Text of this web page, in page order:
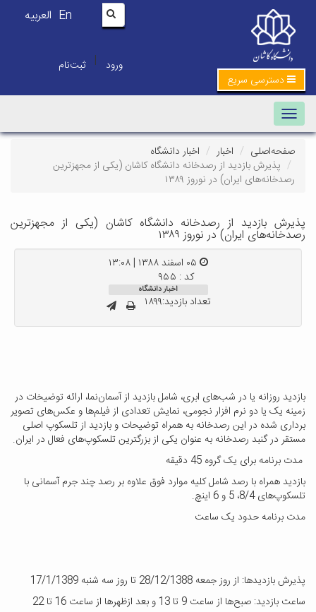
En العربیه
ورود | ثبت‌نام
دسترسی سریع
Toggle navigation
صفحه‌اصلی اخبار
اخبار دانشگاه
پذیرش بازدید از رصدخانه دانشگاه کاشان (یکی از مجهزترین
رصدخانه‌های ایران) در نوروز ۱۳۸۹
پذیرش بازدید از رصدخانه دانشگاه کاشان (یکی از مجهزترین
رصدخانه‌های ایران) در نوروز ۱۳۸۹
کد : ۹۵۵
اخبار دانشگاه
تعداد بازدید:۱۸۹۹
بازدید روزانه یا در شب‌های ابری، شامل بازدید از آسمان‌نما، ارائه توضیخات در
زمینه یک یا دو نرم افزار نجومی، نمایش تعدادی از فیلم‌ها و عکس‌های تصویر
برداری شده در این رصدخانه به همراه توضیحات و بازدید از تلسکوپ اصلی
مستقر در گنبد رصدخانه به عنوان یکی از بزرگترین تلسکوپ‌های فعال در ایران.
مدت برنامه برای یک گروه 45 دقیقه
بازدید همراه با رصد شامل کلیه موارد فوق علاوه بر رصد چند جرم آسمانی با
تلسکوپ‌های 8/4، 5 و 6 اینچ.
مدت برنامه حدود یک ساعت
پذیرش بازدیدها: از روز جمعه 28/12/1388 تا روز سه شنبه 17/1/1389
ساعت بازدید: صبح‌ها از ساعت 9 تا 13 و بعد ازظهرها از ساعت 16 تا 22